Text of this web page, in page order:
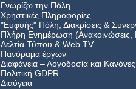
Γνωρίζω την Πόλη
Χρηστικές Πληροφορίες
"Ευφυής" Πόλη, Διακρίσεις &
Πλήρη Ενημέρωση (Ανακοινώσεις,
Δελτία Τύπου &Web TV
Πανόραμα έργων
Διαφάνεια – Λογοδοσία και Κανόνες
Πολιτική GDPR
Διαύγεια